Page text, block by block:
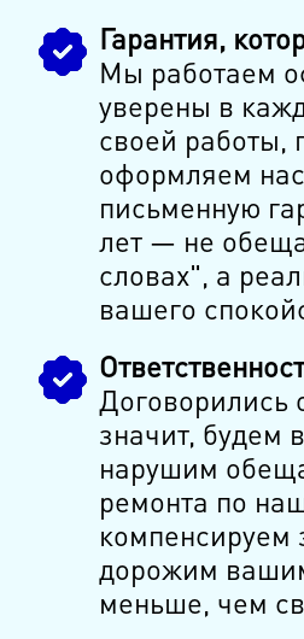
Гарантия,
Мы работаем
уверены в
своей работы,
оформляем
письменную
лет — не
словах", а
вашего
значит, будем
нарушим
ремонта по
дорожим
меньше, чем